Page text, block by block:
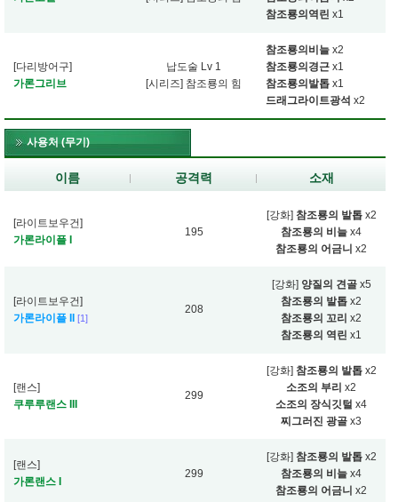
참조룡의역린 x1
[다리방어구]
가론그리브
납도술 Lv 1
[시리즈] 참조룡의 힘
참조룡의비늘 x2
참조룡의경근 x1
참조룡의발톱 x1
드래그라이트광석 x2
사용처 (무기)
이름 공격력 소재
[라이트보우건]
가론라이플 I
195
[강화] 참조룡의 발톱x2
참조룡의 비늘 x4
참조룡의 어금니 x2
[라이트보우건]
가론라이플 II
[1]
208
[강화] 양질의 견골x5
참조룡의 발톱 x2
참조룡의 꼬리 x2
참조룡의 역린 x1
[랜스]
쿠루루랜스 III
299
[강화] 참조룡의 발톱x2
소조의 부리 x2
소조의 장식깃털 x4
찌그러진 광골 x3
[랜스]
가론랜스 I
299
[강화] 참조룡의 발톱x2
참조룡의 비늘 x4
참조룡의 어금니 x2